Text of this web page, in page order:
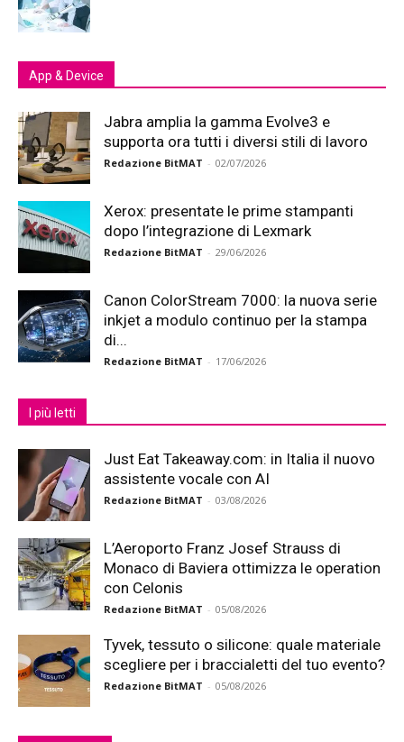
App & Device
Jabra amplia la gamma Evolve3 e
supporta ora tutti i diversi stili di lavoro
Redazione BitMAT - 02/07/2026
Xerox: presentate le prime stampanti
dopo l’integrazione di Lexmark
Redazione BitMAT - 29/06/2026
Canon ColorStream 7000: la nuova serie
inkjet a modulo continuo per la stampa
di...
Redazione BitMAT - 17/06/2026
I più letti
Just Eat Takeaway.com: in Italia il nuovo
assistente vocale con AI
Redazione BitMAT - 03/08/2026
L’Aeroporto Franz Josef Strauss di
Monaco di Baviera ottimizza le operation
con Celonis
Redazione BitMAT - 05/08/2026
Tyvek, tessuto o silicone: quale materiale
scegliere per i braccialetti del tuo evento?
Redazione BitMAT - 05/08/2026